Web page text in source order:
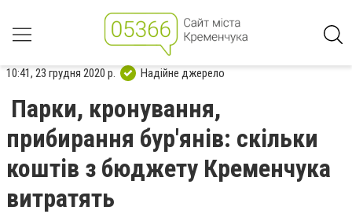
10:41, 23 грудня 2020 р. Надійне джерело
Парки, кронування,
прибирання бур'янів: скільки
коштів з бюджету Кременчука
витратять